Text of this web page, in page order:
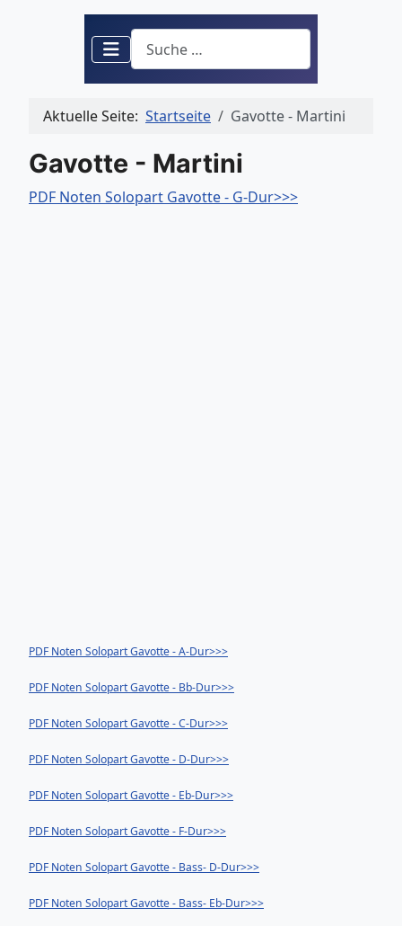
Suchen
Aktuelle Seite: Startseite Gavotte - Martini
Gavotte - Martini
PDF Noten Solopart Gavotte - G-Dur>>>
PDF Noten Solopart Gavotte - A-Dur>>>
PDF Noten Solopart Gavotte - Bb-Dur>>>
PDF Noten Solopart Gavotte - C-Dur>>>
PDF Noten Solopart Gavotte - D-Dur>>>
PDF Noten Solopart Gavotte - Eb-Dur>>>
PDF Noten Solopart Gavotte - F-Dur>>>
PDF Noten Solopart Gavotte - Bass- D-Dur>>>
PDF Noten Solopart Gavotte - Bass- Eb-Dur>>>